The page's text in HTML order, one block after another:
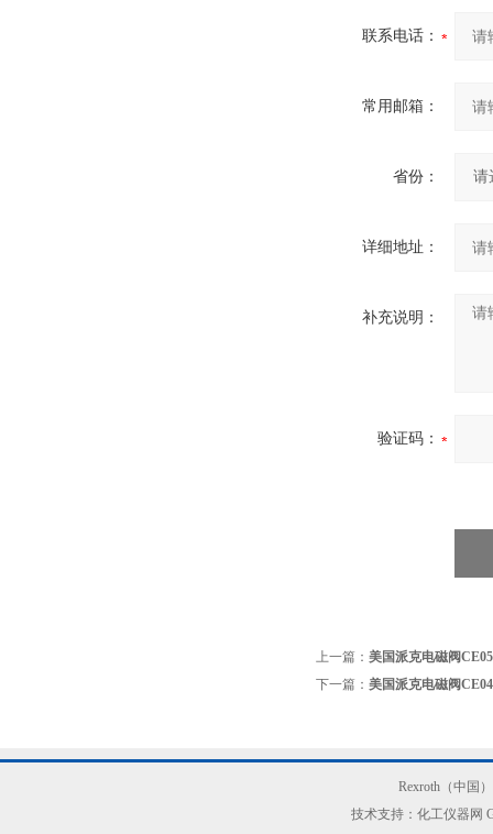
联系电话：
常用邮箱：
省份：
详细地址：
补充说明：
验证码：
上一篇： 美国派克电磁阀
下一篇： 美国派克电磁阀
Rexroth（中国
技术支持：化工仪器网